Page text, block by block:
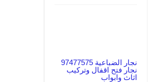
نجار الضباعية 97477575
نجار فتح اقفال وتركيب
اثاث وابواب